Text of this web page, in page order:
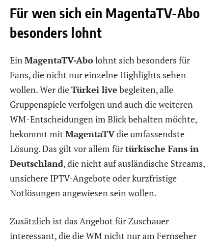
Für wen sich ein MagentaTV-Abo
besonders lohnt
Ein MagentaTV-Abolohnt sich besonders für
Fans, die nicht nur einzelne Highlights sehen
wollen. Wer dieTürkei live begleiten, alle
Gruppenspiele verfolgen und auch die weiteren
WM-Entscheidungen im Blick behalten möchte,
bekommt mit MagentaTVdie umfassendste
Lösung. Das gilt vor allem fürtürkische Fans in
Deutschland, die nicht auf ausländische Streams,
unsichere IPTV-Angebote oder kurzfristige
Notlösungen angewiesen sein wollen.
Zusätzlich ist das Angebot für Zuschauer
interessant, die die WM nicht nur am Fernseher